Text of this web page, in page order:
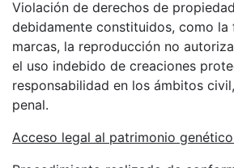
Violación de derechos de
debidamente constituidos, como la
marcas, la reproducción no
el uso indebido de creaciones
responsabilidad en los ámbitos
penal.
Acceso legal al patrimonio genético